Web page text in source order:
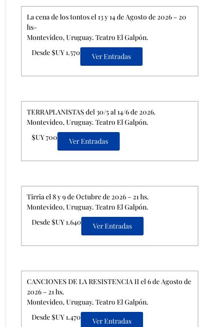
La cena de los tontos el 13 y 14 de Agosto de 2026 – 20
hs-
Montevideo, Uruguay. Teatro El Galpón.
Desde $UY 1.570
Ver Entradas
TERRAPLANISTAS del 30/5 al 14/6 de 2026.
Montevideo, Uruguay. Teatro El Galpón.
$UY 700
Ver Entradas
Tirria el 8 y 9 de Octubre de 2026 – 21 hs.
Montevideo, Uruguay. Teatro El Galpón.
Desde $UY 1.640
Ver Entradas
CANCIONES DE LA RESISTENCIA II el 6 de Agosto de
2026 – 21 hs.
Montevideo, Uruguay. Teatro El Galpón.
Desde $UY 1.470
Ver Entradas